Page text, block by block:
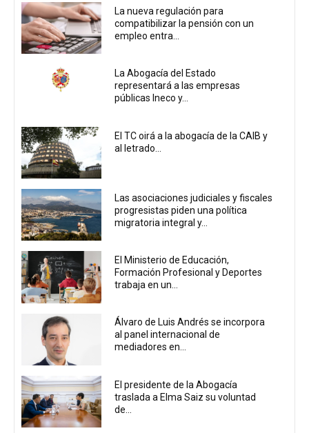
La nueva regulación para
compatibilizar la pensión con un
empleo entra...
La Abogacía del Estado
representará a las empresas
públicas Ineco y...
El TC oirá a la abogacía de la CAIB y
al letrado...
Las asociaciones judiciales y fiscales
progresistas piden una política
migratoria integral y...
El Ministerio de Educación,
Formación Profesional y Deportes
trabaja en un...
Álvaro de Luis Andrés se incorpora
al panel internacional de
mediadores en...
El presidente de la Abogacía
traslada a Elma Saiz su voluntad
de...